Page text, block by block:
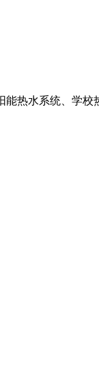
能热水系统、学校